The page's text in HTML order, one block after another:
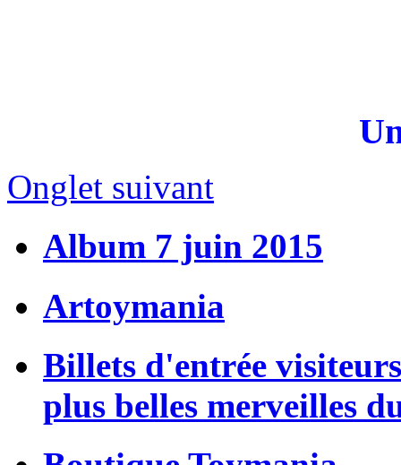
Onglet suivant
Album 7 juin 2015
Artoymania
Billets d'entrée
plus belles merveilles